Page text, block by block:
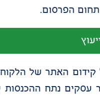
האתר של הלקוח
עסקים נתח